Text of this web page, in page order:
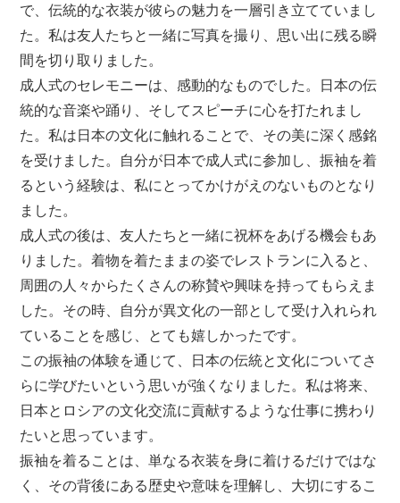
で、伝統的な衣装が彼らの魅力を一層引き立てていまし
た。私は友人たちと一緒に写真を撮り、思い出に残る瞬
間を切り取りました。
成人式のセレモニーは、感動的なものでした。日本の伝
統的な音楽や踊り、そしてスピーチに心を打たれまし
た。私は日本の文化に触れることで、その美に深く感銘
を受けました。自分が日本で成人式に参加し、振袖を着
るという経験は、私にとってかけがえのないものとなり
ました。
成人式の後は、友人たちと一緒に祝杯をあげる機会もあ
りました。着物を着たままの姿でレストランに入ると、
周囲の人々からたくさんの称賛や興味を持ってもらえま
した。その時、自分が異文化の一部として受け入れられ
ていることを感じ、とても嬉しかったです。
この振袖の体験を通じて、日本の伝統と文化についてさ
らに学びたいという思いが強くなりました。私は将来、
日本とロシアの文化交流に貢献するような仕事に携わり
たいと思っています。
振袖を着ることは、単なる衣装を身に着けるだけではな
く、その背後にある歴史や意味を理解し、大切にするこ